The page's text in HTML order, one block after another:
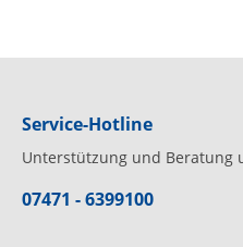
Service-Hotline
Unterstützung und Beratung
07471 - 6399100